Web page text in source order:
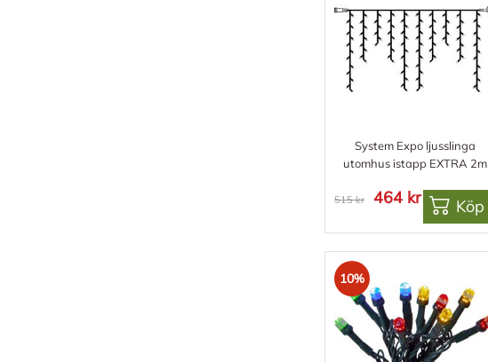
System Expo ljusslinga
utomhus istapp EXTRA 2m
515 kr 464 kr Köp
10%